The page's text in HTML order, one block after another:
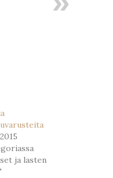
ja lasten